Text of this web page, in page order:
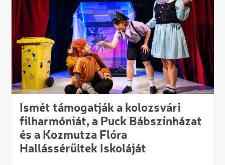
Ismét támogatják a kolozsvári
filharmóniát, a Puck Bábszínházat
és a Kozmutza Flóra
Hallássérültek Iskoláját